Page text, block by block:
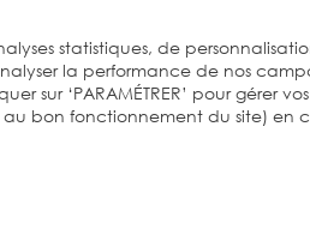
statistiques, de
la performance de nos
sur ‘PARAMÉTRER’ pour gérer
bon fonctionnement du site) en